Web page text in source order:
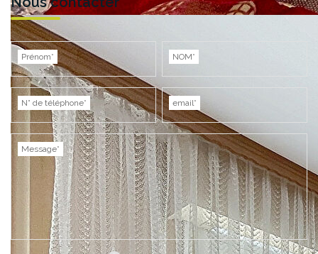
Prénom* NOM*
N° de téléphone* email*
Message*